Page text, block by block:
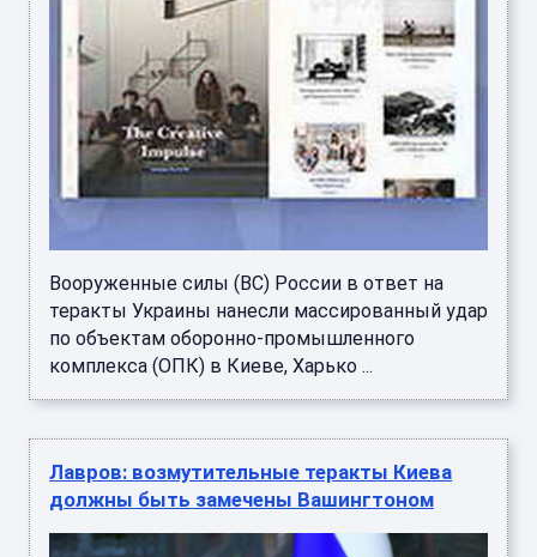
Вооруженные силы (ВС) России в ответ на
теракты Украины нанесли массированный удар
по объектам оборонно-промышленного
комплекса (ОПК) в Киеве, Харько ...
Лавров: возмутительные теракты Киева
должны быть замечены Вашингтоном